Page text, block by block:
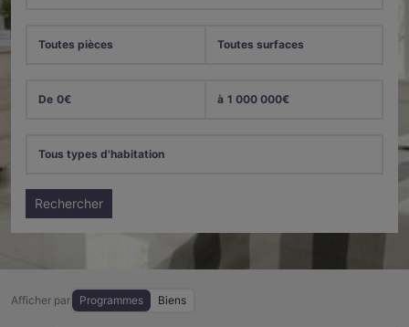
Toutes pièces Toutes surfaces
De 0€ à 1 000 000€
Tous types d'habitation
Rechercher
Afficher par Programmes Biens